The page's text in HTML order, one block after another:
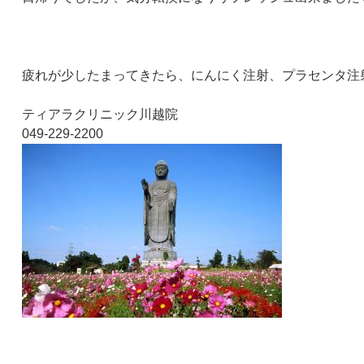
疲れが少したまってきたら、にんにく注射、プラセンタ
ティアラクリニック川越院
049-229-2200